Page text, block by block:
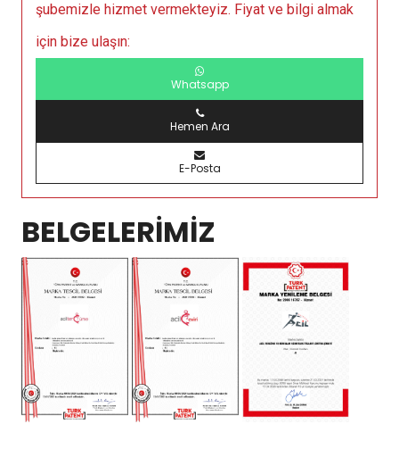
şubemizle hizmet vermekteyiz. Fiyat ve bilgi almak
için bize ulaşın:
Whatsapp
Hemen Ara
E-Posta
BELGELERİMİZ